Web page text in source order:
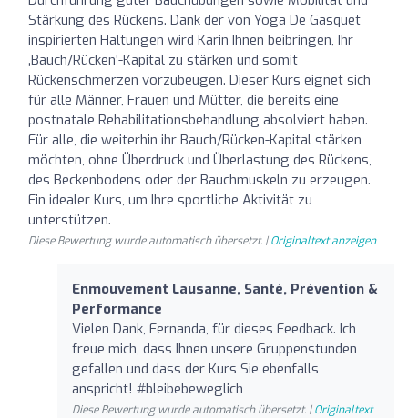
Stärkung des Rückens. Dank der von Yoga De Gasquet
inspirierten Haltungen wird Karin Ihnen beibringen, Ihr
‚Bauch/Rücken‘-Kapital zu stärken und somit
Rückenschmerzen vorzubeugen. Dieser Kurs eignet sich
für alle Männer, Frauen und Mütter, die bereits eine
postnatale Rehabilitationsbehandlung absolviert haben.
Für alle, die weiterhin ihr Bauch/Rücken-Kapital stärken
möchten, ohne Überdruck und Überlastung des Rückens,
des Beckenbodens oder der Bauchmuskeln zu erzeugen.
Ein idealer Kurs, um Ihre sportliche Aktivität zu
unterstützen.
Diese Bewertung wurde automatisch übersetzt. |Originaltext anzeigen
Enmouvement Lausanne, Santé, Prévention &
Performance
Vielen Dank, Fernanda, für dieses Feedback. Ich
freue mich, dass Ihnen unsere Gruppenstunden
gefallen und dass der Kurs Sie ebenfalls
anspricht! #bleibebeweglich
Diese Bewertung wurde automatisch übersetzt. |Originaltext